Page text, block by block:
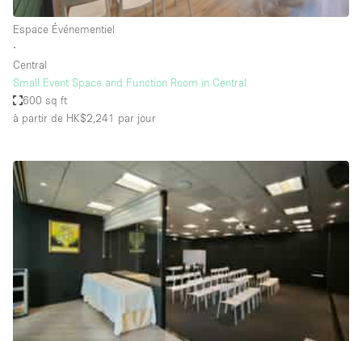
Atelier
Autre
Boutique / Magasin
Boutique en Partage
Bureaux
Camion / Fourgon
Commerce
Container
Entrepôt / Espace Stockage / Box
Espace Événementiel
∙
Central
Small Event Space and Function Room in Central
600 sq ft
à partir de HK$2,241 par jour